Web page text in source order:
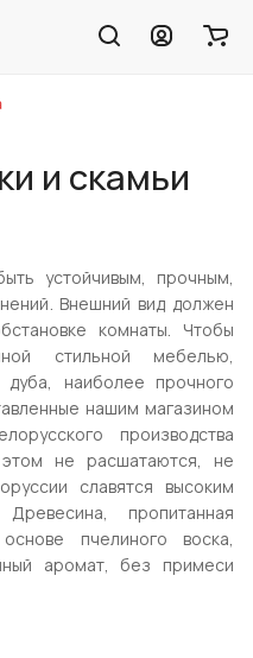
и скамьи
устойчивым, прочным,
Внешний вид должен
комнаты. Чтобы
стильной мебелью,
дуба, наиболее прочного
нашим магазином
производства
не расшатаются, не
славятся высоким
пропитанная
пчелиного воска,
аромат, без примеси